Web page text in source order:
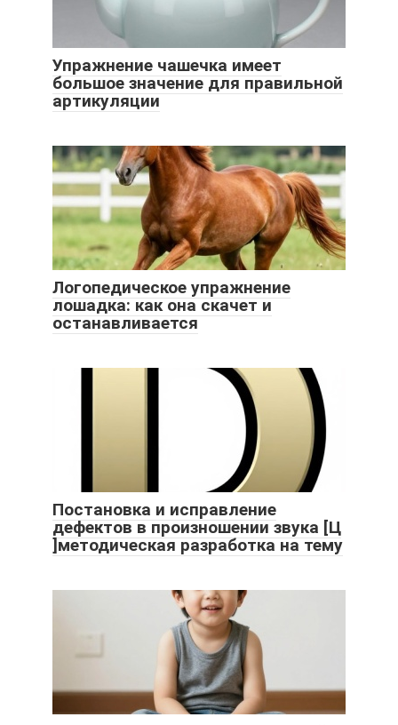
Упражнение чашечка имеет
большое значение для правильной
артикуляции
Логопедическое упражнение
лошадка: как она скачет и
останавливается
Постановка и исправление
дефектов в произношении звука [Ц
]методическая разработка на тему